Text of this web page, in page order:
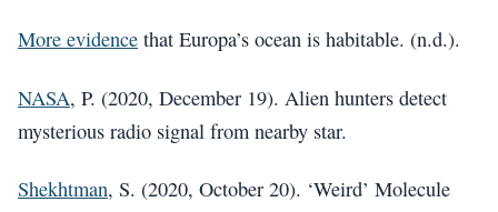
More evidence that Europa’s ocean is habitable. (n.d.).
NASA, P. (2020, December 19). Alien hunters detect
mysterious radio signal from nearby star.
Shekhtman, S. (2020, October 20). ‘Weird’ Molecule